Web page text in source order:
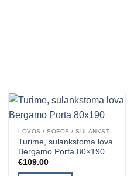
Turime, sulankstoma lova
Bergamo Porta 80×190
€109.00